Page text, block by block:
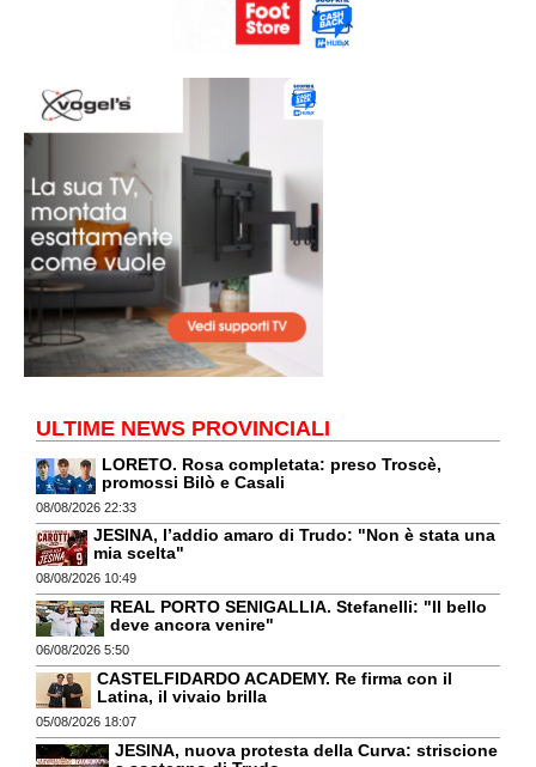
ULTIME NEWS PROVINCIALI
LORETO. Rosa completata: preso Troscè,
promossi Bilò e Casali
08/08/2026 22:33
JESINA, l’addio amaro di Trudo: "Non è stata una
mia scelta"
08/08/2026 10:49
REAL PORTO SENIGALLIA. Stefanelli: "Il bello
deve ancora venire"
06/08/2026 5:50
CASTELFIDARDO ACADEMY. Re firma con il
Latina, il vivaio brilla
05/08/2026 18:07
JESINA, nuova protesta della Curva: striscione